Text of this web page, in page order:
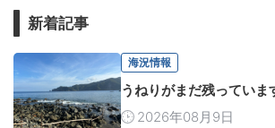
新着記事
海況情報
うねりがまだ残っていま
2026年08月9日